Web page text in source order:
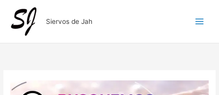
contenido
Siervos de Jah